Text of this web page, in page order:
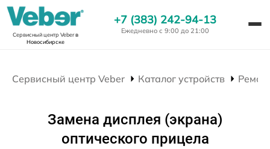
Сервисный центр Veberв
Новосибирске
+7 (383) 242-94-13
Ежедневно с 9:00 до 21:00
Сервисный центр Veber Каталог устройств
Замена дисплея (экрана)
оптического прицела